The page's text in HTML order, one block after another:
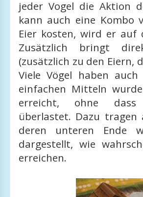
jeder Vogel die Aktion
kann auch eine Kombo
Eier kosten, wird er auf
Zusätzlich bringt
(zusätzlich zu den Eiern,
Viele Vögel haben
einfachen Mitteln
erreicht, ohne dass
überlastet. Dazu
deren unteren Ende
dargestellt, wie
erreichen.